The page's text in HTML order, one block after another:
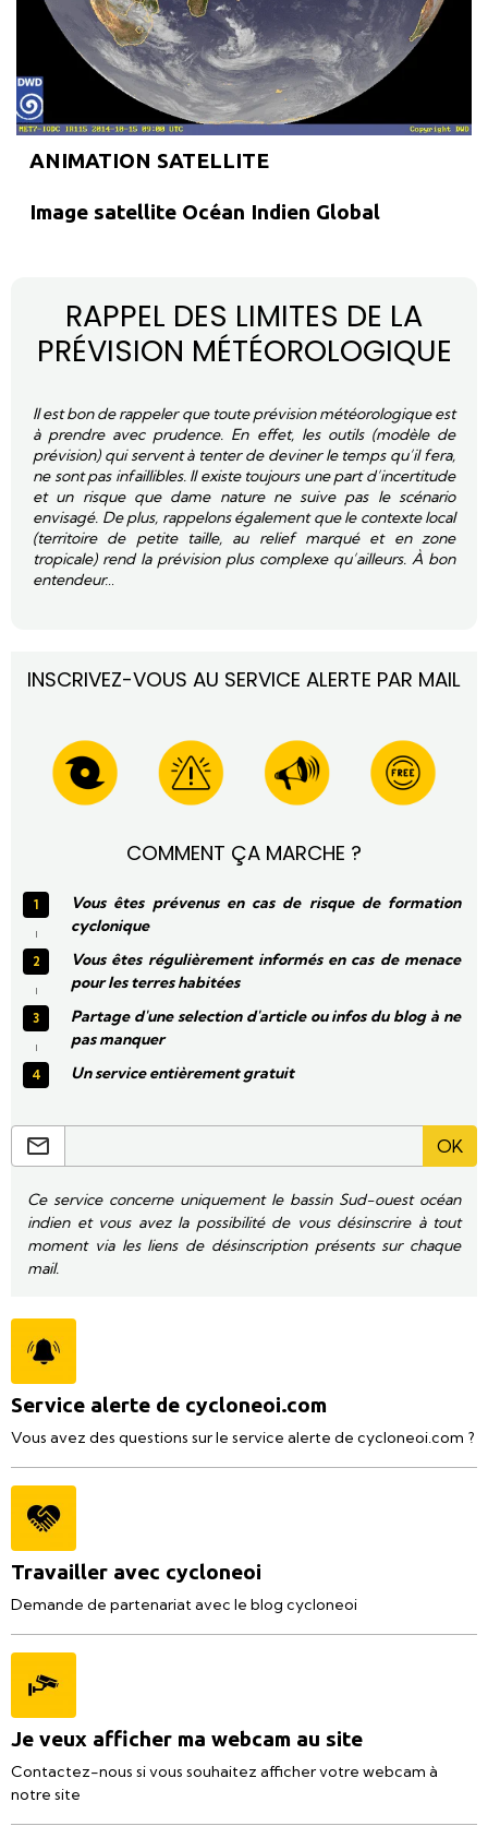
ANIMATION SATELLITE
Image satellite Océan Indien Global
RAPPEL DES LIMITES DE LA
PRÉVISION MÉTÉOROLOGIQUE
Il est bon de rappeler que toute prévision météorologique est
à prendre avec prudence. En effet, les outils (modèle de
prévision) qui servent à tenter de deviner le temps qu’il fera,
ne sont pas infaillibles. Il existe toujours une part d’incertitude
et un risque que dame nature ne suive pas le scénario
envisagé. De plus, rappelons également que le contexte local
(territoire de petite taille, au relief marqué et en zone
tropicale) rend la prévision plus complexe qu’ailleurs. À bon
entendeur…
INSCRIVEZ-VOUS AU SERVICE ALERTE PAR MAIL
COMMENT ÇA MARCHE ?
Vous êtes prévenus en cas de risque de formation
cyclonique
Vous êtes régulièrement informés en cas de menace
pour les terres habitées
Partage d'une selection d'article ou infos du blog à ne
pas manquer
Un service entièrement gratuit
OK
Ce service concerne uniquement le bassin Sud-ouest océan
indien et vous avez la possibilité de vous désinscrire à tout
moment via les liens de désinscription présents sur chaque
mail.
Service alerte de cycloneoi.com
Vous avez des questions sur le service alerte de cycloneoi.com ?
Travailler avec cycloneoi
Demande de partenariat avec le blog cycloneoi
Je veux afficher ma webcam au site
Contactez-nous si vous souhaitez afficher votre webcam à
notre site